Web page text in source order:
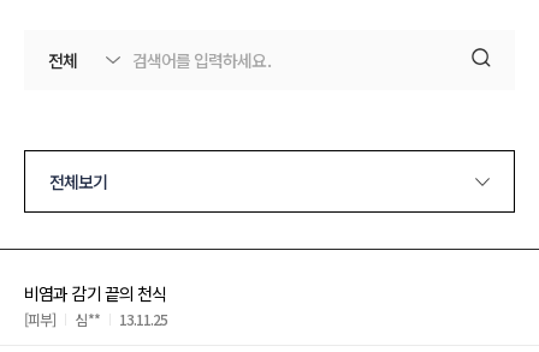
전체보기
비염과 감기 끝의 천식
[피부] 심** 13.11.25